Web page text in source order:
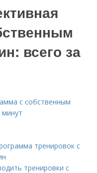
всего за
с собственным
тренировок с
тренировки с